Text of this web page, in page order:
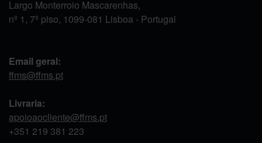
Largo Monterroio Mascarenhas,
nº 1, 7º piso, 1099-081 Lisboa - Portugal
Email geral:
ffms@ffms.pt
Livraria:
apoioaocliente@ffms.pt
+351 219 381 223